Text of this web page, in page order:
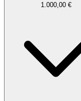
1.000,00 €